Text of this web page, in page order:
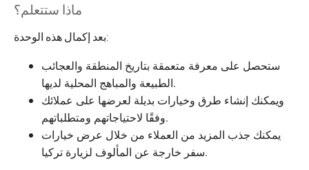
ماذا ستتعلم؟
بعد إكمال هذه الوحدة:
ستحصل على معرفة متعمقة بتاريخ المنطقة والعجائب
الطبيعة والمباهج المحلية لديها.
ويمكنك إنشاء طرق وخيارات بديلة لعرضها على عملائك
وفقًا لاحتياجاتهم ومتطلباتهم.
يمكنك جذب المزيد من العملاء من خلال عرض خيارات
سفر خارجة عن المألوف لزيارة تركيا.